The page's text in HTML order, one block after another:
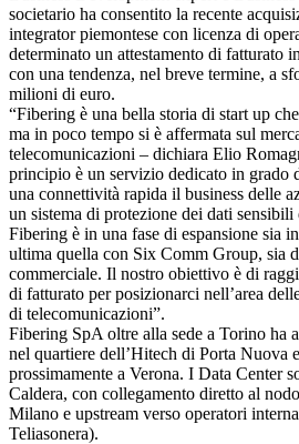
societario ha consentito la recente
integrator piemontese con licenza di
determinato un attestamento di fatturato
con una tendenza, nel breve termine, a
milioni di euro.
“Fibering è una bella storia di start up
ma in poco tempo si è affermata sul
telecomunicazioni – dichiara Elio
principio è un servizio dedicato in grado
una connettività rapida il business delle
un sistema di protezione dei dati
Fibering è in una fase di espansione sia
ultima quella con Six Comm Group, sia
commerciale. Il nostro obiettivo è di
di fatturato per posizionarci nell’area
di telecomunicazioni”.
Fibering SpA oltre alla sede a Torino ha
nel quartiere dell’Hitech di Porta Nuova
prossimamente a Verona. I Data Center
Caldera, con collegamento diretto al
Milano e upstream verso operatori
Teliasonera).